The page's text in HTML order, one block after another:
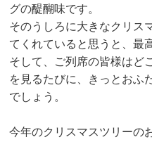
グの醍醐味です。
そのうしろに大きなクリス
てくれていると思うと、最
そして、ご列席の皆様はど
を見るたびに、きっとおふ
でしょう。
今年のクリスマスツリーの